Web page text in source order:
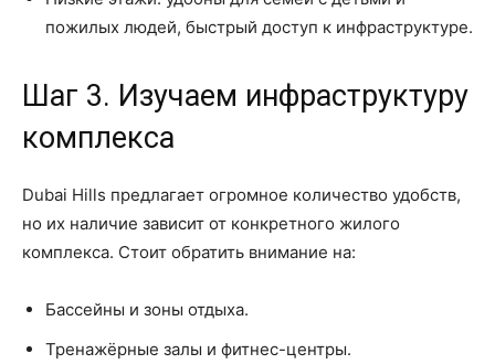
пожилых людей, быстрый доступ к инфраструктуре.
Шаг 3. Изучаем инфраструктуру
комплекса
Dubai Hills предлагает огромное количество удобств,
но их наличие зависит от конкретного жилого
комплекса. Стоит обратить внимание на:
Бассейны и зоны отдыха.
Тренажёрные залы и фитнес-центры.